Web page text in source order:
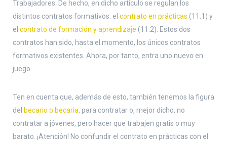
Trabajadores. De hecho, en dicho artículo se regulan los
distintos contratos formativos: el contrato en prácticas (11.1) y
el contrato de formación y aprendizaje (11.2). Estos dos
contratos han sido, hasta el momento, los únicos contratos
formativos existentes. Ahora, por tanto, entra uno nuevo en
juego.
Ten en cuenta que, además de esto, también tenemos la figura
del becario o becaria, para contratar o, mejor dicho, no
contratar a jóvenes, pero hacer que trabajen gratis o muy
barato. ¡Atención! No confundir el contrato en prácticas con el